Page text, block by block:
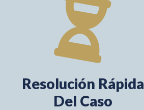
Resolución Rápida
Del Caso